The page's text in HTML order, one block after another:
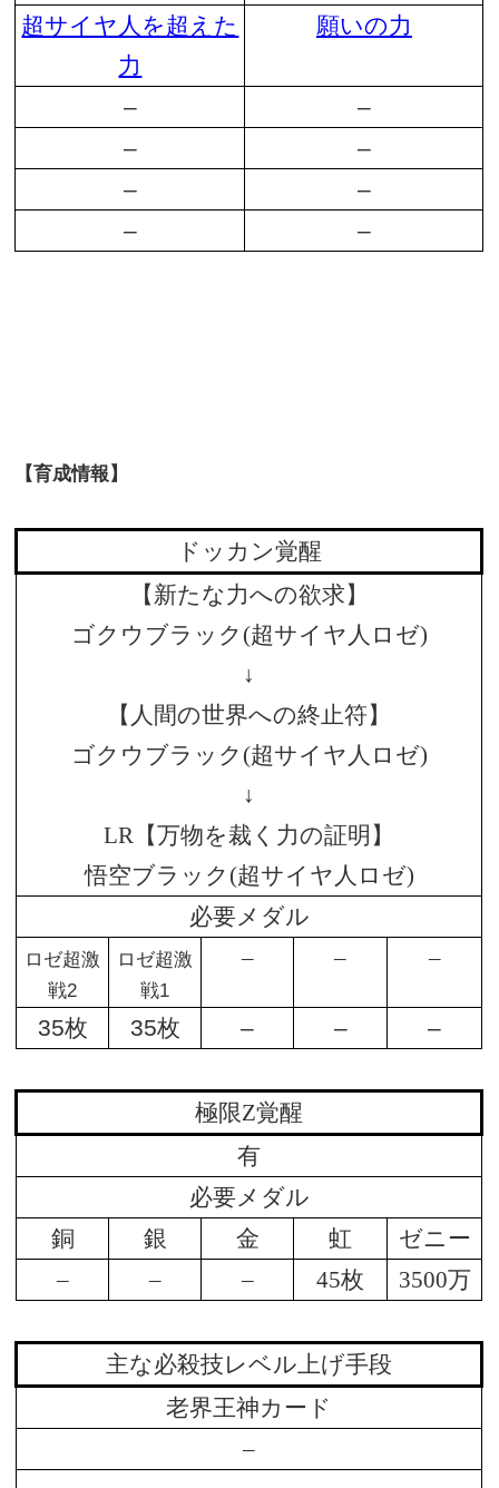
超サイヤ人を超えた
力
願いの力
–
–
–
–
–
–
–
–
【育成情報】
ドッカン覚醒
【新たな力への欲求】
ゴクウブラック(超サイヤ人ロゼ)
↓
【人間の世界への終止符】
ゴクウブラック(超サイヤ人ロゼ)
↓
LR【万物を裁く力の証明】
悟空ブラック(超サイヤ人ロゼ)
必要メダル
ロゼ超激
戦2
ロゼ超激
戦1
– – –
35枚 35枚 – – –
極限Z覚醒
有
必要メダル
銅
銀 金 虹
ゼニー
–
– – 45枚 3500万
主な必殺技レベル上げ手段
老界王神カード
–